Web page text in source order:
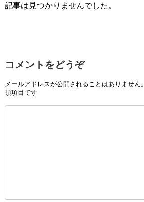
記事は見つかりませんでした。
コメントをどうぞ
メールアドレスが公開されることはありません。
須項目です